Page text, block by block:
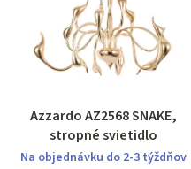
Azzardo AZ2568 SNAKE,
stropné svietidlo
Na objednávku do 2-3 týždňov